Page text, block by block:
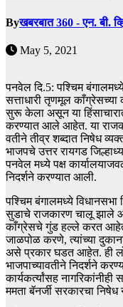
Byखबरबात 360 - एन. बी.
May 5, 2021
पनवेल दि.5: पश्चिम
सत्ताधारी तृणमूल काँग्रेसच्या
सुरू केला असून या हिंसाचारात
करण्यात आले आहेत. या
वतीने तीव्र शब्दात निषेध
भाजपचे उत्तर रायगड
पनवेल मध्ये पक्ष
निदर्शने करण्यात आली.
पश्चिम बंगालमध्ये विधानसभा
सुडाचे राजकारण चालू झाले
काँग्रेसचे गुंड हल्ले करत आहेत.
जाळपोळ करणे, त्यांच्या
असे प्रकार घडत आहेत. ही
भाजपाच्यावतीने निदर्शने
कार्यकर्त्यांसह
ममता बॅनर्जी सरकारचा निषेध